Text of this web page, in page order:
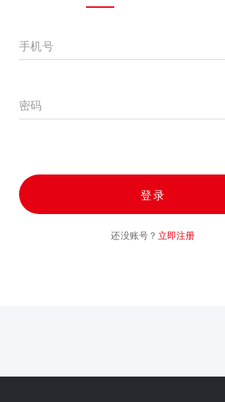
手机号
密码
登录
还没账号？ 立即注册